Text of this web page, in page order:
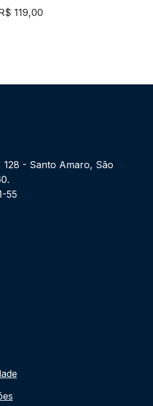
119,00
128 - Santo Amaro, São
55